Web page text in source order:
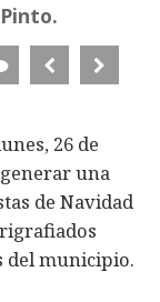
26 de
una
de Navidad
del municipio.